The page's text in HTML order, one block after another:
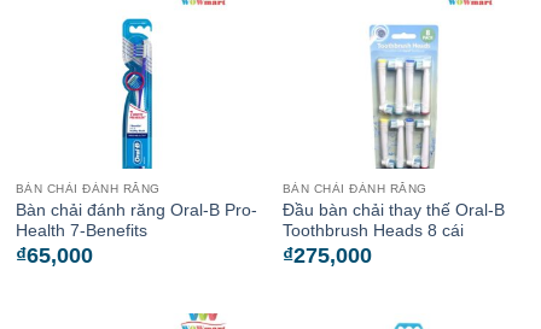
BÀN CHẢI ĐÁNH RĂNG
Bàn chải đánh răng Oral-B Pro-
Health 7-Benefits
₫65,000
BÀN CHẢI ĐÁNH RĂNG
Đầu bàn chải thay thế Oral-B
Toothbrush Heads 8 cái
₫275,000